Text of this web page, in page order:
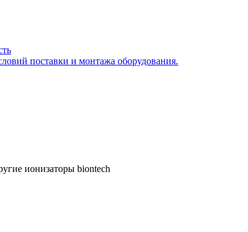
поставки и монтажа оборудования.